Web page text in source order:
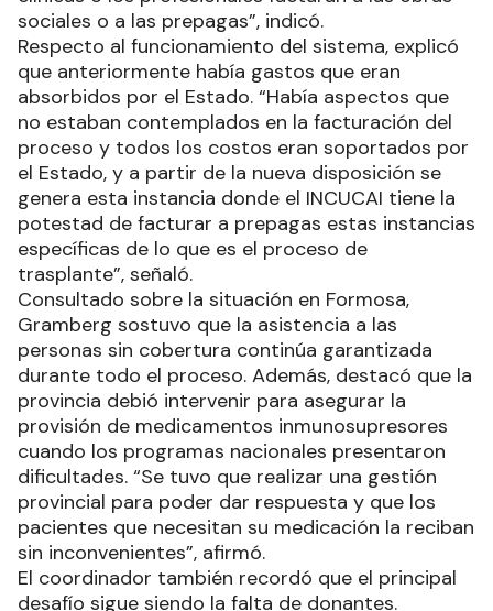
sociales o a las prepagas”, indicó.
Respecto al funcionamiento del sistema, explicó
que anteriormente había gastos que eran
absorbidos por el Estado. “Había aspectos que
no estaban contemplados en la facturación del
proceso y todos los costos eran soportados por
el Estado, y a partir de la nueva disposición se
genera esta instancia donde el INCUCAI tiene la
potestad de facturar a prepagas estas instancias
específicas de lo que es el proceso de
trasplante”, señaló.
Consultado sobre la situación en Formosa,
Gramberg sostuvo que la asistencia a las
personas sin cobertura continúa garantizada
durante todo el proceso. Además, destacó que la
provincia debió intervenir para asegurar la
provisión de medicamentos inmunosupresores
cuando los programas nacionales presentaron
dificultades. “Se tuvo que realizar una gestión
provincial para poder dar respuesta y que los
pacientes que necesitan su medicación la reciban
sin inconvenientes”, afirmó.
El coordinador también recordó que el principal
desafío sigue siendo la falta de donantes.